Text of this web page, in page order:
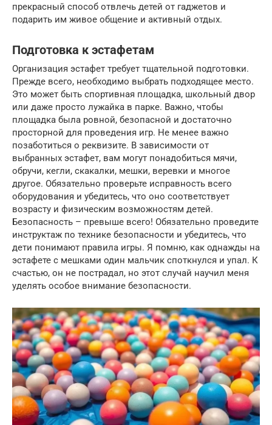
прекрасный способ отвлечь детей от гаджетов и
подарить им живое общение и активный отдых.
Подготовка к эстафетам
Организация эстафет требует тщательной подготовки.
Прежде всего, необходимо выбрать подходящее место.
Это может быть спортивная площадка, школьный двор
или даже просто лужайка в парке. Важно, чтобы
площадка была ровной, безопасной и достаточно
просторной для проведения игр. Не менее важно
позаботиться о реквизите. В зависимости от
выбранных эстафет, вам могут понадобиться мячи,
обручи, кегли, скакалки, мешки, веревки и многое
другое. Обязательно проверьте исправность всего
оборудования и убедитесь, что оно соответствует
возрасту и физическим возможностям детей.
Безопасность – превыше всего! Обязательно проведите
инструктаж по технике безопасности и убедитесь, что
дети понимают правила игры. Я помню, как однажды на
эстафете с мешками один мальчик споткнулся и упал. К
счастью, он не пострадал, но этот случай научил меня
уделять особое внимание безопасности.